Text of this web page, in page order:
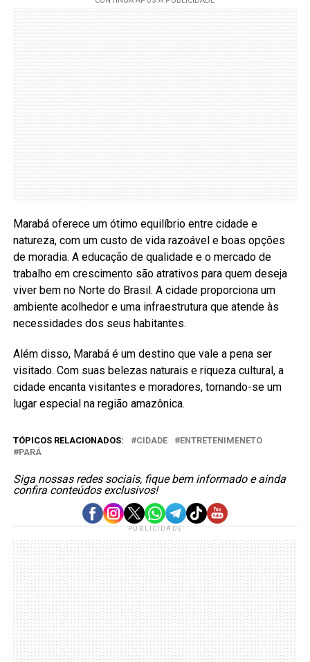
Marabá oferece um ótimo equilíbrio entre cidade e
natureza, com um custo de vida razoável e boas opções
de moradia. A educação de qualidade e o mercado de
trabalho em crescimento são atrativos para quem deseja
viver bem no Norte do Brasil. A cidade proporciona um
ambiente acolhedor e uma infraestrutura que atende às
necessidades dos seus habitantes.
Além disso, Marabá é um destino que vale a pena ser
visitado. Com suas belezas naturais e riqueza cultural, a
cidade encanta visitantes e moradores, tornando-se um
lugar especial na região amazônica.
TÓPICOS RELACIONADOS: CIDADE
ENTRETENIMENETO
PARÁ
Siga nossas redes sociais, fique bem informado e ainda
confira conteúdos exclusivos!
PUBLICIDADE